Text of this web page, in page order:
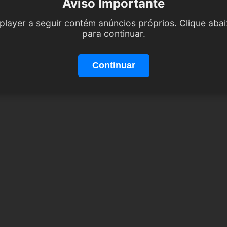
Aviso Importante
a seguir contém anúncios próprios. Clique
para continuar.
Continuar